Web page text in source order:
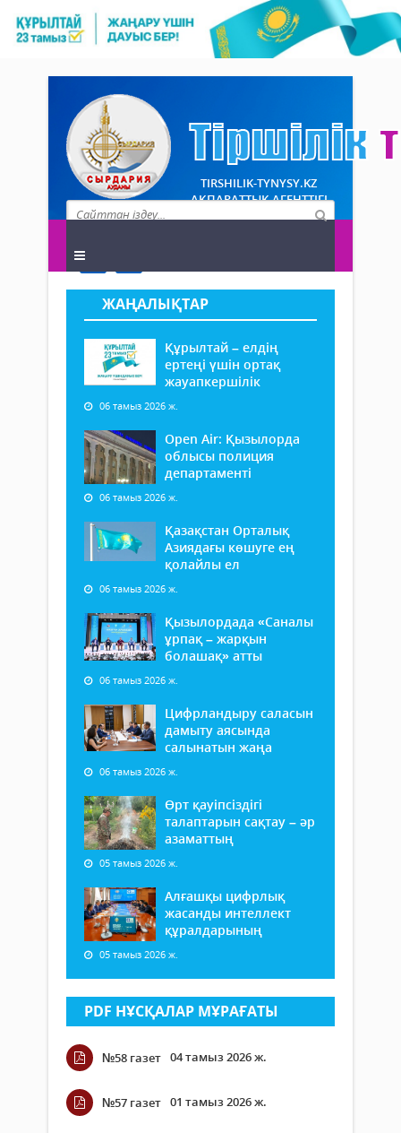
TIRSHILIK-TYNYSY.KZ
АҚПАРАТТЫҚ АГЕНТТІГІ
ЖАҢАЛЫҚТАР
Құрылтай – елдің
ертеңі үшін ортақ
жауапкершілік
06 тамыз 2026 ж.
Open Air: Қызылорда
облысы полиция
департаменті
06 тамыз 2026 ж.
Қазақстан Орталық
Азиядағы көшуге ең
қолайлы ел
06 тамыз 2026 ж.
Қызылордада «Саналы
ұрпақ – жарқын
болашақ» атты
06 тамыз 2026 ж.
Цифрландыру саласын
дамыту аясында
салынатын жаңа
06 тамыз 2026 ж.
Өрт қауіпсіздігі
талаптарын сақтау – әр
азаматтың
05 тамыз 2026 ж.
Алғашқы цифрлық
жасанды интеллект
құралдарының
05 тамыз 2026 ж.
PDF НҰСҚАЛАР МҰРАҒАТЫ
№58 газет 04 тамыз 2026 ж.
№57 газет 01 тамыз 2026 ж.